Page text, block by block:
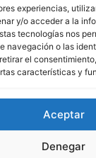
experiencias,
y/o acceder a la
tecnologías nos
navegación o las
el
características y
Aceptar
Denegar